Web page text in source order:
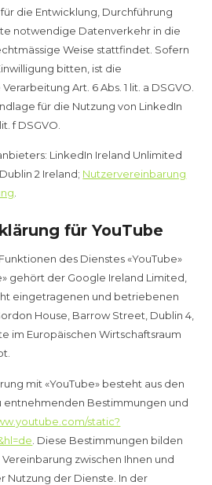
die Entwicklung, Durchführung
notwendige Datenverkehr in die
Weise stattfindet. Sofern
bitten, ist die
Art. 6 Abs. 1 lit. a DSGVO.
für die Nutzung von LinkedIn
f DSGVO.
LinkedIn Ireland Unlimited
2 Ireland; Nutzervereinbarung
für YouTube
des Dienstes «YouTube»
gehört der Google Ireland Limited,
eingetragenen und betriebenen
House, Barrow Street, Dublin 4,
im Europäischen Wirtschaftsraum
mit «YouTube» besteht aus den
entnehmenden Bestimmungen und
static?
. Diese Bestimmungen bilden
zwischen Ihnen und
Nutzung der Dienste. In der